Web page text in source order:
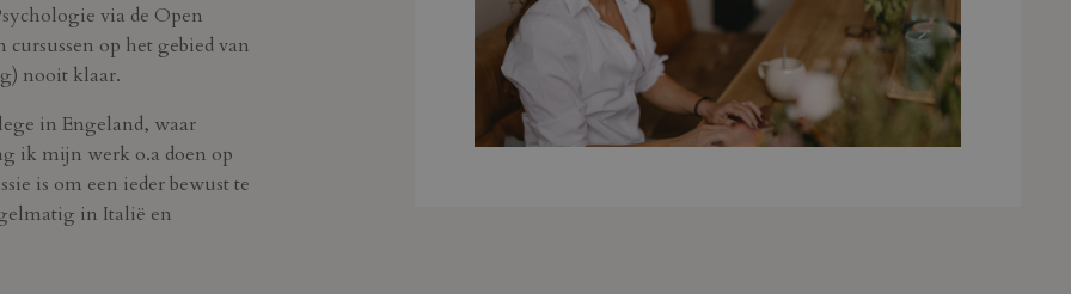
via de Open
op het gebied van
nooit klaar.
in Engeland, waar
ik mijn werk o.a doen op
is om een ieder bewust te
in Italië en